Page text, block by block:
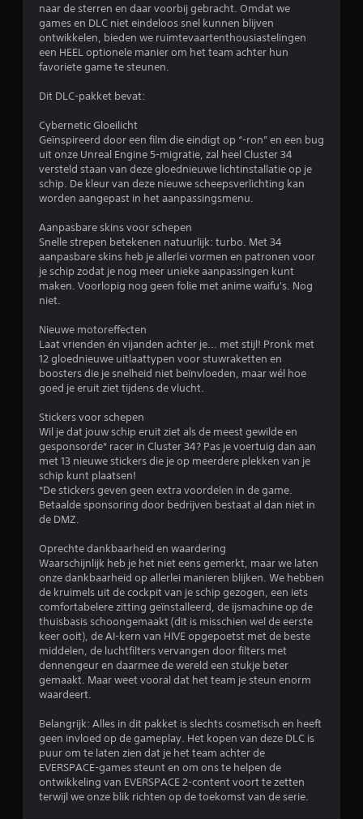
n
g
9
7
5
s
e
r
r
n
u
i
3
3
b
e
o
naar de sterren en daar voorbij gebracht. Omdat we
games en DLC niet eindeloos snel kunnen blijven
ontwikkelen, bieden we ruimtevaartenthousiastelingen
een HEEL optionele manier om het team achter hun
favoriete game te steunen.
Dit DLC-pakket bevat:
Cybernetic Gloeilicht
Geïnspireerd door een film die eindigt op “-ron” en een bug
uit onze Unreal Engine 5-migratie, zal heel Cluster 34
versteld staan van deze gloednieuwe lichtinstallatie op je
schip. De kleur van deze nieuwe scheepsverlichting kan
worden aangepast in het aanpassingsmenu.
Aanpasbare skins voor schepen
Snelle strepen betekenen natuurlijk: turbo. Met 34
aanpasbare skins heb je allerlei vormen en patronen voor
je schip zodat je nog meer unieke aanpassingen kunt
maken. Voorlopig nog geen folie met anime waifu's. Nog
niet.
Nieuwe motoreffecten
Laat vrienden én vijanden achter je... met stijl! Pronk met
12 gloednieuwe uitlaattypen voor stuwraketten en
boosters die je snelheid niet beïnvloeden, maar wél hoe
goed je eruit ziet tijdens de vlucht.
Stickers voor schepen
Wil je dat jouw schip eruit ziet als de meest gewilde en
gesponsorde* racer in Cluster 34? Pas je voertuig dan aan
met 13 nieuwe stickers die je op meerdere plekken van je
schip kunt plaatsen!
*De stickers geven geen extra voordelen in de game.
Betaalde sponsoring door bedrijven bestaat al dan niet in
de DMZ.
Oprechte dankbaarheid en waardering
Waarschijnlijk heb je het niet eens gemerkt, maar we laten
onze dankbaarheid op allerlei manieren blijken. We hebben
de kruimels uit de cockpit van je schip gezogen, een iets
comfortabelere zitting geïnstalleerd, de ijsmachine op de
thuisbasis schoongemaakt (dit is misschien wel de eerste
keer ooit), de AI-kern van HIVE opgepoetst met de beste
middelen, de luchtfilters vervangen door filters met
dennengeur en daarmee de wereld een stukje beter
gemaakt. Maar weet vooral dat het team je steun enorm
waardeert.
Belangrijk: Alles in dit pakket is slechts cosmetisch en heeft
geen invloed op de gameplay. Het kopen van deze DLC is
puur om te laten zien dat je het team achter de
EVERSPACE-games steunt en om ons te helpen de
ontwikkeling van EVERSPACE 2-content voort te zetten
terwijl we onze blik richten op de toekomst van de serie.